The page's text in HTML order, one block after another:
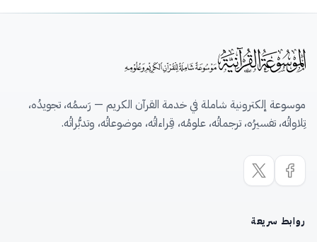
موسوعة إلكترونية شاملة في خدمة القرآن الكريم — رَسمُه، تجويدُه،
تِلاواتُه، تفسيرُه، ترجماتُه، علومُه، قِراءاتُه، موضوعاتُه، وتدبُّراتُه.
روابط سريعة